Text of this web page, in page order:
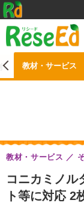
教材・サービス
コニカミノル
ト等に対応 2
教材・サービス